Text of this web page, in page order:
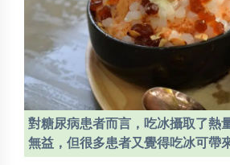
對糖尿病患者而言，吃冰攝取了熱
無益，但很多患者又覺得吃冰可帶